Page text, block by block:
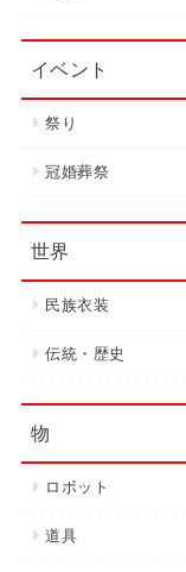
イベント
祭り
冠婚葬祭
世界
民族衣装
伝統・歴史
物
ロボット
道具